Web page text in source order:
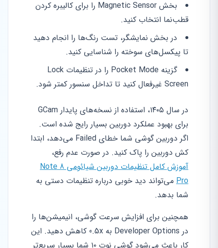
بخش Magnetic Sensor را برای کالیبره کردن
قطب‌نما انتخاب کنید.
در بخش نمایشگر، تست رنگ‌ها را انجام دهید
تا پیکسل‌های سوخته را شناسایی کنید.
گزینه Pocket Mode را در تنظیمات Lock
Screen غیرفعال کنید تا تداخل سنسور کمتر شود.
در سال ۱۴۰۵، استفاده از نسخه‌های پایدار GCam
برای بهبود عملکرد دوربین بسیار رایج شده است.
اگر دوربین گوشی شما خطای Failed می‌دهد، ابتدا
کش دوربین را پاک کنید. در صورت عدم رفع،
آموزش کامل تنظیمات دوربین شیائومی Note 8
Pro می‌تواند دید خوبی درباره تنظیمات دستی به
شما بدهد.
همچنین برای افزایش سرعت گوشی، انیمیشن‌ها را
در Developer Options به 0.5x کاهش دهید. این
کار باعث می‌شود گوشی نوت ۱۰ شما بسیار سریع‌تر